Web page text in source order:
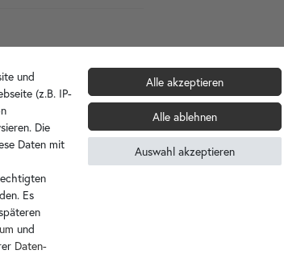
und
(z.B. IP-
Die
Daten mit
Es
und
Daten­
Alle akzeptieren
Alle ablehnen
Auswahl akzeptieren